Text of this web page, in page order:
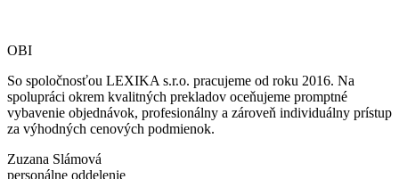
OBI
So spoločnosťou LEXIKA s.r.o. pracujeme od roku 2016. Na
spolupráci okrem kvalitných prekladov oceňujeme promptné
vybavenie objednávok, profesionálny a zároveň individuálny prístup
za výhodných cenových podmienok.
Zuzana Slámová
personálne oddelenie